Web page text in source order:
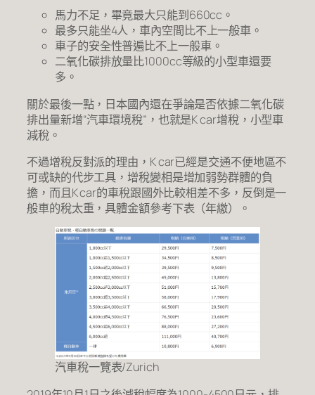
馬力不足，畢竟最大只能到660cc。
最多只能坐4人，車內空間比不上一般車。
車子的安全性普遍比不上一般車。
二氧化碳排放量比1000cc等級的小型車還要
多。
關於最後一點，日本國內還在爭論是否依據二氧化碳
排出量新增“汽車環境稅”，也就是K car增稅，小型車
減稅。
不過增稅反對派的理由，K car已經是交通不便地區不
可或缺的代步工具，增稅變相是增加弱勢群體的負
擔，而且K car的車稅跟國外比較相差不多，反倒是一
般車的稅太重，具體金額參考下表（年繳）。
汽車稅一覽表/Zurich